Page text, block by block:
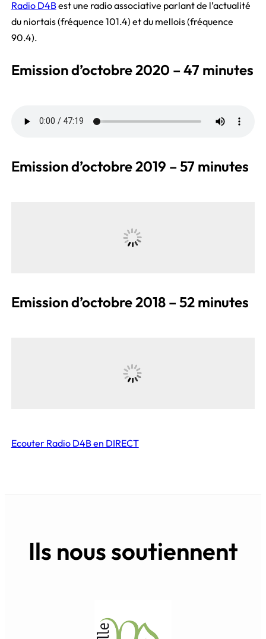
Radio D4Best une radio associative parlant de l’actualité
du niortais (fréquence 101.4) et du mellois (fréquence
90.4).
Emission d’octobre 2020 – 47 minutes
Emission d’octobre 2019 – 57 minutes
Emission d’octobre 2018 – 52 minutes
Ecouter Radio D4B en DIRECT
Ils nous soutiennent